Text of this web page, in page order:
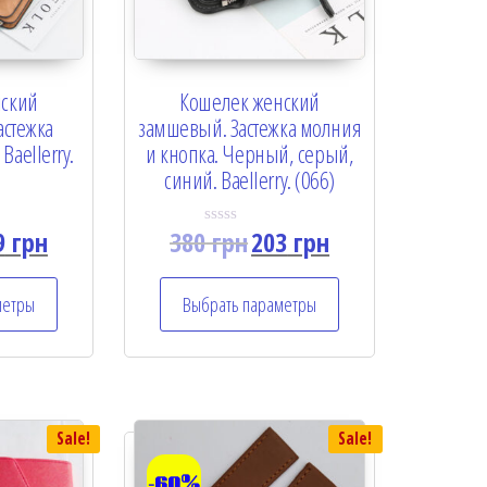
грн
Кошелек женский
замшевый. Застежка молния
и кнопка. Черный, серый,
синий. Baellerry. (066)
R
a
d
0
o
u
5
380грн203 грн
Выбрать параметры
Sale! Sale!